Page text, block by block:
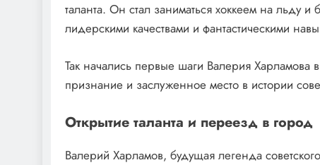
таланта. Он стал заниматься хоккеем на льду
лидерскими качествами и фантастическими
Так начались первые шаги Валерия Харламова
признание и заслуженное место в истории
Открытие таланта и переезд в город
Валерий Харламов, будущая легенда